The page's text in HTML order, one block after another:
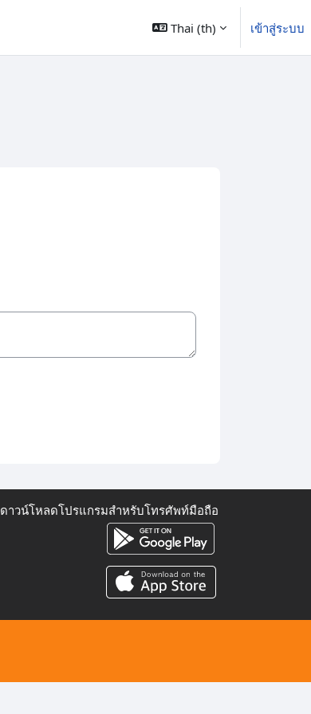
Thai ‎(th)‎ เข้าสู่ระบบ
ดาวน์โหลดโปรแกรมสำหรับโทรศัพท์มือถือ